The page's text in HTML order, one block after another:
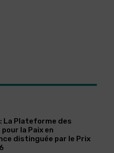
La Plateforme des
la Paix en
distinguée par le Prix